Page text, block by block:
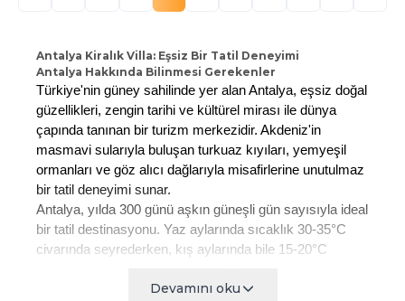
Antalya Kiralık Villa: Eşsiz Bir Tatil Deneyimi
Antalya Hakkında Bilinmesi Gerekenler
Türkiye'nin güney sahilinde yer alan Antalya, eşsiz doğal
güzellikleri, zengin tarihi ve kültürel mirası ile dünya
çapında tanınan bir turizm merkezidir. Akdeniz'in
masmavi sularıyla buluşan turkuaz kıyıları, yemyeşil
ormanları ve göz alıcı dağlarıyla misafirlerine unutulmaz
bir tatil deneyimi sunar.
Antalya, yılda 300 günü aşkın güneşli gün sayısıyla ideal
bir tatil destinasyonu. Yaz aylarında sıcaklık 30-35°C
civarında seyrederken, kış aylarında bile 15-20°C
sayesinde yılın her döneminde ziyaret edilebilen nadir
Devamını oku